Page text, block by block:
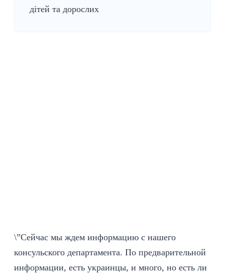
дітей та дорослих
\”Сейчас мы ждем информацию с нашего
консульского департамента. По предварительной
информации, есть украинцы, и много, но есть ли